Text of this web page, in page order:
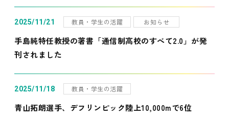
2025/11/21 教員・学生の活躍 お知らせ
手島純特任教授の著書「通信制高校のすべて2.0」が発
刊されました
2025/11/18 教員・学生の活躍
青山拓朗選手、デフリンピック陸上10,000mで6位